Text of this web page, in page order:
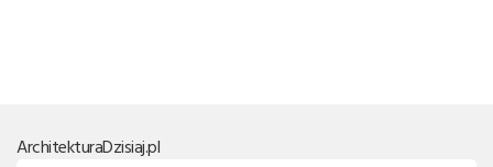
ArchitekturaDzisiaj.pl